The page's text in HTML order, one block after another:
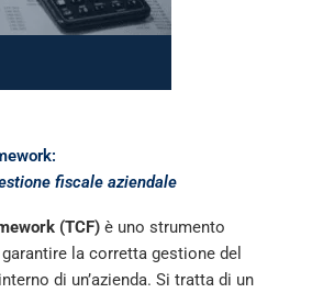
fiscale aziendale
(TCF) è uno strumento
la corretta gestione del
di un’azienda. Si tratta di un